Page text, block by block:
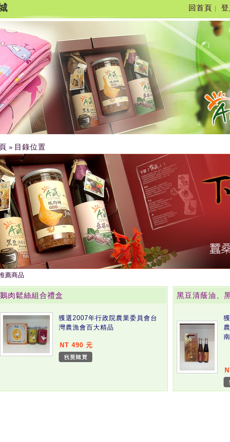
回首頁
» 目錄位置
薦商品
鵝肉鬆絲組合禮盒
獲選2007年行政院農業委員會台
灣農漁會百大精品
NT 490 元
黑豆清蔭油、